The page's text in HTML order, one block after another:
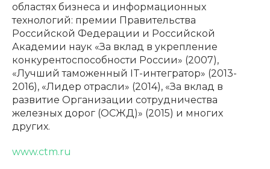
областях бизнеса и информационных
технологий: премии Правительства
Российской Федерации и Российской
Академии наук «За вклад в укрепление
конкурентоспособности России» (2007),
«Лучший таможенный IT-интегратор» (2013-
2016), «Лидер отрасли» (2014), «За вклад в
развитие Организации сотрудничества
железных дорог (ОСЖД)» (2015) и многих
других.
www.ctm.ru